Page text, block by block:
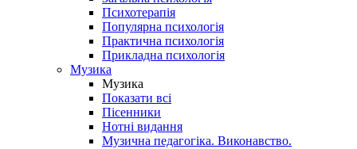
Психотерапія
Популярна психологія
Практична психологія
Прикладна психологія
Музика
Музика
Показати всі
Пісенники
Нотні видання
Музична педагогіка. Виконавство.